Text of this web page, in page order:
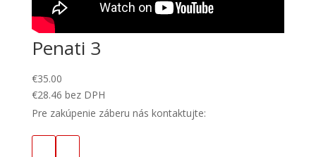
Penati 3
€35.00
€28.46 bez DPH
Pre zakúpenie záberu nás kontaktujte: